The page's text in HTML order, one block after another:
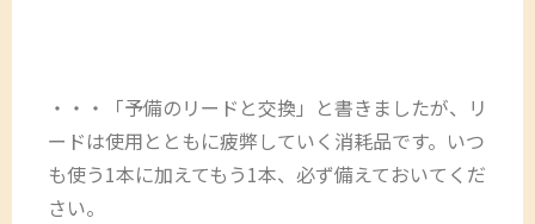
・・・「予備のリードと交換」と書きましたが、リ
ードは使用とともに疲弊していく消耗品です。いつ
も使う1本に加えてもう1本、必ず備えておいてくだ
さい。